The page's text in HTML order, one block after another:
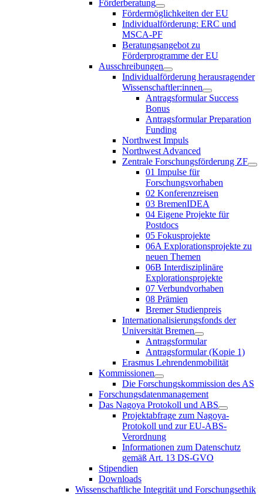
Förderberatung
Fördermöglichkeiten der EU
Individualförderung: ERC und
MSCA-PF
Beratungsangebot zu
Förderprogramme der EU
Ausschreibungen
Individualförderung herausragender
Wissenschaftler:innen
Antragsformular Success
Bonus
Antragsformular Preparation
Funding
Northwest Impuls
Northwest Advanced
Zentrale Forschungsförderung ZF
01 Impulse für
Forschungsvorhaben
02 Konferenzreisen
03 BremenIDEA
04 Eigene Projekte für
Postdocs
05 Fokusprojekte
06A Explorationsprojekte zu
neuen Themen
06B Interdisziplinäre
Explorationsprojekte
07 Verbundvorhaben
08 Prämien
Bremer Studienpreis
Internationalisierungsfonds der
Universität Bremen
Antragsformular
Antragsformular (Kopie 1)
Erasmus Lehrendenmobilität
Kommissionen
Die Forschungskommission des AS
Forschungsdatenmanagement
Das Nagoya Protokoll und ABS
Projektabfrage zum Nagoya-
Protokoll und zur EU-ABS-
Verordnung
Informationen zum Datenschutz
gemäß Art. 13 DS-GVO
Stipendien
Downloads
Wissenschaftliche Integrität und Forschungsethik